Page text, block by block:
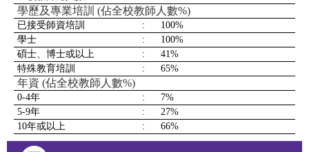
學歷及專業培訓 (佔全校教師人數%)
已接受師資培訓 :
100%
學士
:
100%
碩士、博士或以上
:
41%
特殊教育培訓
: 65%
年資 (佔全校教師人數%)
0-4年 :
7%
5-9年
:
27%
10年或以上
: 66%